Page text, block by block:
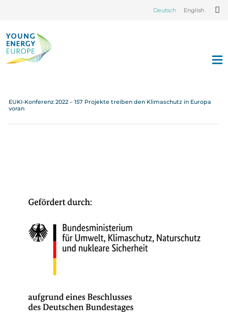
Deutsch English
EUKI-Konferenz 2022 – 157 Projekte treiben den Klimaschutz in Europa
voran